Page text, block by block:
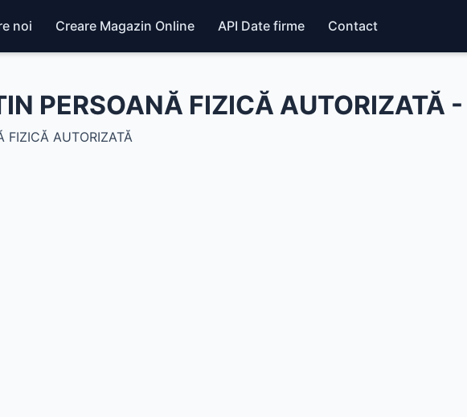
noi Creare Magazin Online API Date firme Contact
PERSOANĂ FIZICĂ
FIZICĂ AUTORIZATĂ